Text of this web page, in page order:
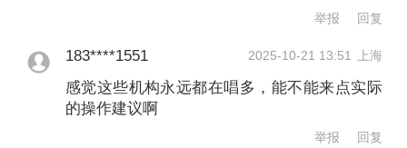
举报 回复
183****1551 2025-10-21 13:51 上海
感觉这些机构永远都在唱多，能不能来点实际
的操作建议啊
举报 回复